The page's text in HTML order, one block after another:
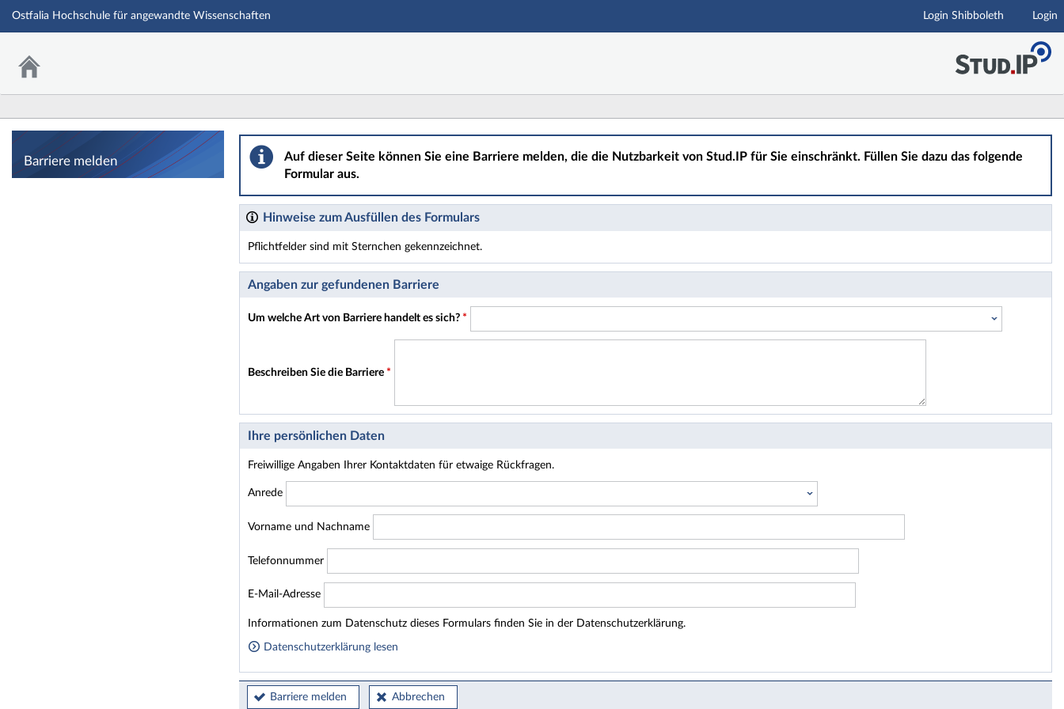
Hauptnavigation
Ostfalia Hochschule für angewandte Wissenschaften Login Shibboleth Login
Barriere melden
Barriere melden
Auf dieser Seite können Sie eine Barriere melden, die die Nutzbarkeit von Stud.IP für Sie einschränkt. Füllen Sie dazu das folgende
Formular aus.
Hinweise zum Ausfüllen des Formulars
Pflichtfelder sind mit Sternchen gekennzeichnet.
Dieses Formular enthält Pflichtfelder.
Angaben zur gefundenen Barriere
Um welche Art von Barriere handelt es sich? *
Beschreiben Sie die Barriere *
Ihre persönlichen Daten
Freiwillige Angaben Ihrer Kontaktdaten für etwaige Rückfragen.
Anrede
Vorname und Nachname
Telefonnummer
E-Mail-Adresse
Homepage
Informationen zum Datenschutz dieses Formulars finden Sie in der Datenschutzerklärung.
Datenschutzerklärung lesen
Barriere melden Abbrechen